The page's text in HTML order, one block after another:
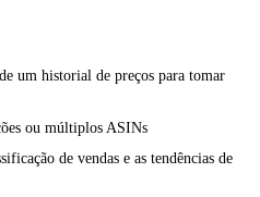
um historial de preços para tomar
ou múltiplos ASINs
de vendas e as tendências de